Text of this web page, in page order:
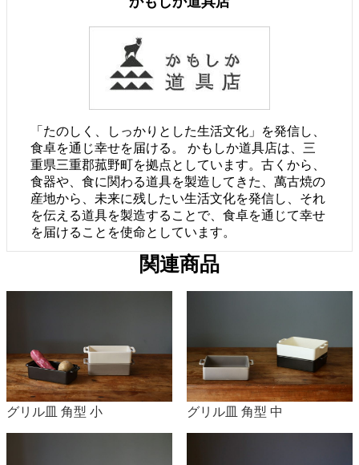
「たのしく、しっかりとした生活文化」を発信し、
食卓を通じ幸せを届ける。 かもしか道具店は、三
重県三重郡菰野町を拠点としています。古くから、
食器や、食に関わる道具を製造してきた、萬古焼の
産地から、未来に残したい生活文化を発信し、それ
を伝える道具を製造することで、食卓を通じて幸せ
を届けることを使命としています。
関連商品
グリル皿 角型 小 グリル皿 角型 中